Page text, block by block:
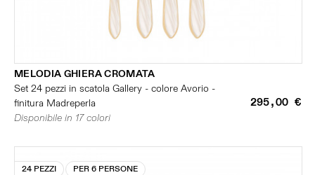
MELODIA GHIERA CROMATA
Set 24 pezzi in scatola Gallery - colore Avorio -
finitura Madreperla
295,00 €
Disponibile in 17 colori
24 PEZZI PER 6 PERSONE